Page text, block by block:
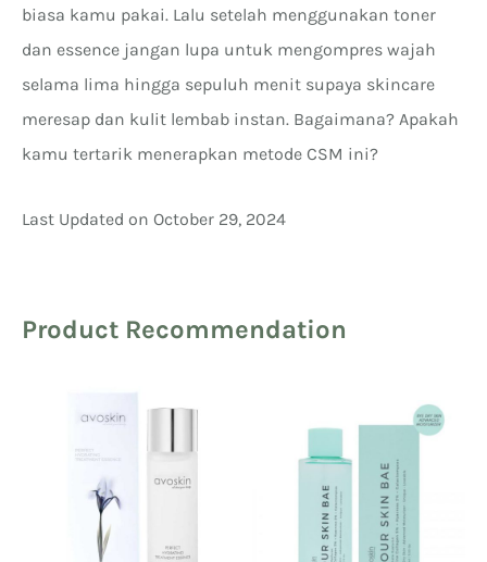
biasa kamu pakai. Lalu setelah menggunakan toner
dan essence jangan lupa untuk mengompres wajah
selama lima hingga sepuluh menit supaya skincare
meresap dan kulit lembab instan. Bagaimana? Apakah
kamu tertarik menerapkan metode CSM ini?
Last Updated on October 29, 2024
Product Recommendation